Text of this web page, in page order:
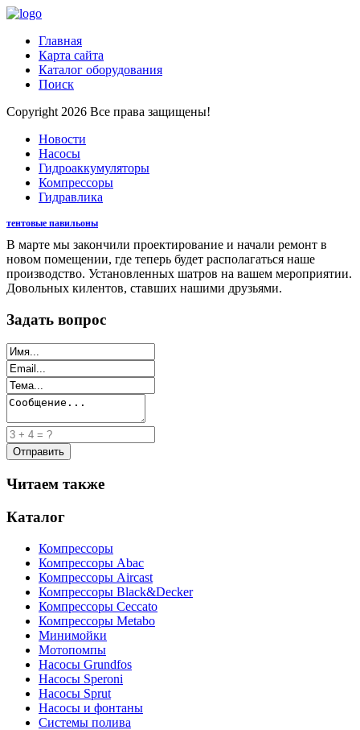
Главная
Карта сайта
Каталог оборудования
Поиск
Copyright 2026 Все права защищены!
Новости
Насосы
Гидроаккумуляторы
Компрессоры
Гидравлика
тентовые павильоны
В марте мы закончили проектирование и начали ремонт в
новом помещении, где теперь будет располагаться наше
производство. Установленных шатров на вашем мероприятии.
Довольных килентов, ставших нашими друзьями.
Задать вопрос
Читаем также
Каталог
Компрессоры
Компрессоры Abac
Компрессоры Aircast
Компрессоры Black&Decker
Компрессоры Ceccato
Компрессоры Metabo
Минимойки
Мотопомпы
Насосы Grundfos
Насосы Speroni
Насосы Sprut
Насосы и фонтаны
Системы полива